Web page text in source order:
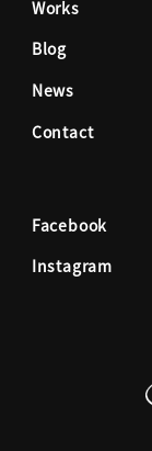
Works
Blog
News
Contact
Facebook
Instagram